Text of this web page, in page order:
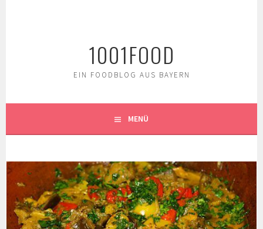
1001FOOD
EIN FOODBLOG AUS BAYERN
MENÜ